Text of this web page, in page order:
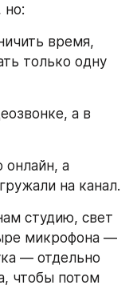
но:
время,
только одну
а в
онлайн, а
на канал.
студию, свет
микрофона —
— отдельно
чтобы потом